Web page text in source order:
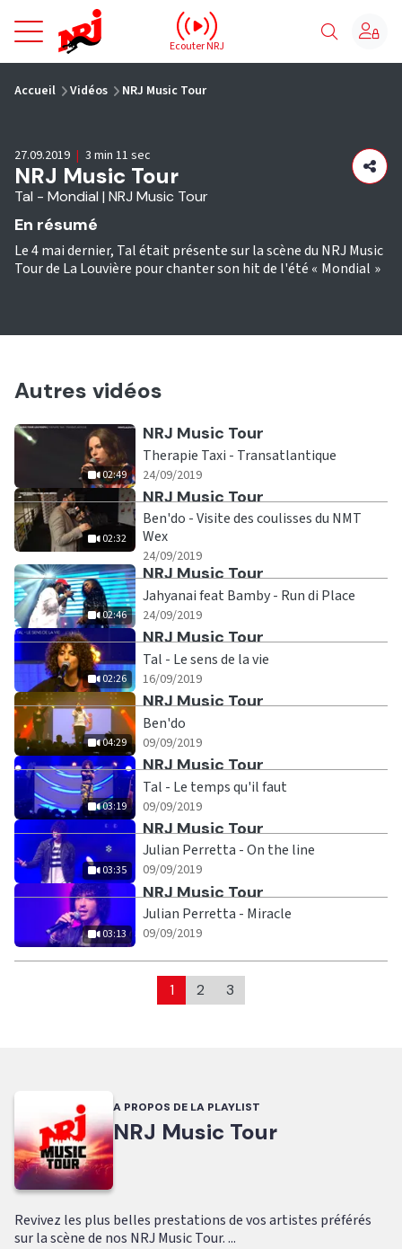
NRJ - Accueil
Ecouter NRJ
Accueil Vidéos NRJ Music Tour
NRJ Music Tour
Tal - Mondial | NRJ Music Tour
27.09.2019 | 3 min 11 sec
En résumé
Le 4 mai dernier, Tal était présente sur la scène du NRJ Music
Tour de La Louvière pour chanter son hit de l'été « Mondial »
Autres vidéos
02:49
Ecouter
NRJ Music Tour
Therapie Taxi - Transatlantique
24/09/2019
02:32
Ecouter
NRJ Music Tour
Ben'do - Visite des coulisses du NMT
Wex
24/09/2019
02:46
Ecouter
NRJ Music Tour
Jahyanai feat Bamby - Run di Place
24/09/2019
02:26
Ecouter
NRJ Music Tour
Tal - Le sens de la vie
16/09/2019
04:29
Ecouter
NRJ Music Tour
Ben'do
09/09/2019
03:19
Ecouter
NRJ Music Tour
Tal - Le temps qu'il faut
09/09/2019
03:35
Ecouter
NRJ Music Tour
Julian Perretta - On the line
09/09/2019
03:13
Ecouter
NRJ Music Tour
Julian Perretta - Miracle
09/09/2019
1 2 3
A PROPOS DE LA PLAYLIST
NRJ Music Tour
Revivez les plus belles prestations de vos artistes préférés
sur la scène de nos NRJ Music Tour. ...